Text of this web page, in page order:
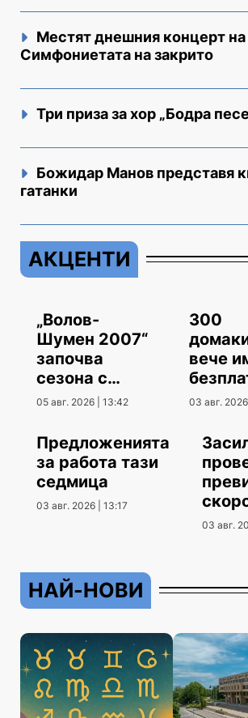
Местят днешния концерт на
Симфониетата на закрито
Три приза за хор „Бодра
Божидар Манов представя
гатанки
АКЦЕНТИ
„Волов-
Шумен 2007“
започва
сезона с
гостуване
05 авг. 2026 | 13:42
300
вече
03 авг.
Предложенията
за работа тази
седмица
03 авг. 2026 | 13:17
03 авг.
НАЙ-НОВИ